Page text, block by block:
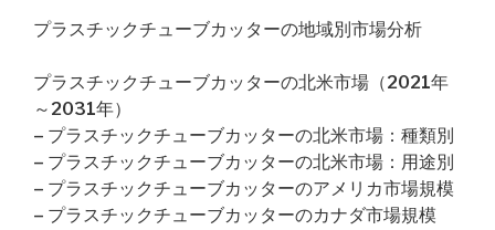
プラスチックチューブカッターの地域別市場分析
プラスチックチューブカッターの北米市場（2021年
～2031年）
– プラスチックチューブカッターの北米市場：種類別
– プラスチックチューブカッターの北米市場：用途別
– プラスチックチューブカッターのアメリカ市場規模
– プラスチックチューブカッターのカナダ市場規模